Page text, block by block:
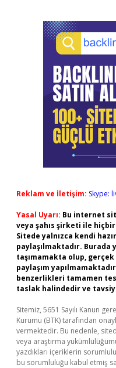
Reklam ve İletişim: Skype:
Yasal Uyarı: Bu internet
veya şahıs şirketi ile
Sitede yalnızca kendi
paylaşılmaktadır.
taşımamakta olup,
paylaşım
benzerlikleri tamamen
taslak halindedir ve
Sitemiz, 5651 Sayılı Kanun
Kurumu (BTK) tarafından
vermektedir. Bu nedenle,
veya araştırma
yazdıkları içeriklerin
bu sorumluluğu kabul etmiş